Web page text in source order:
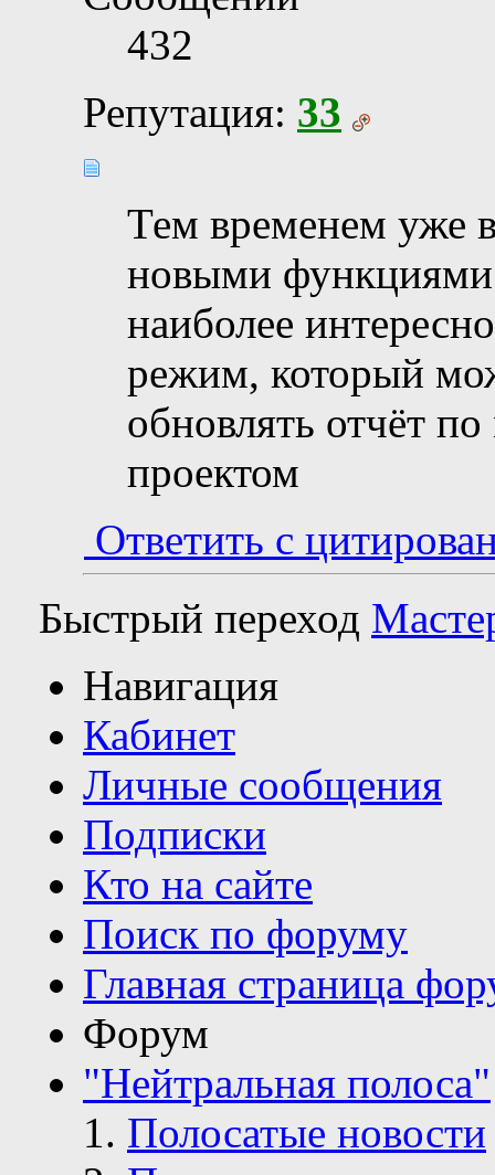
432
Репутация: 33
Тем временем уже
новыми
наиболее
режим, который
обновлять отчёт
проектом
Ответить с
Быстрый переход
Навигация
Кабинет
Личные сообщения
Подписки
Кто на сайте
Поиск по форуму
Главная страница
Форум
"Нейтральная полоса"
Полосатые новости